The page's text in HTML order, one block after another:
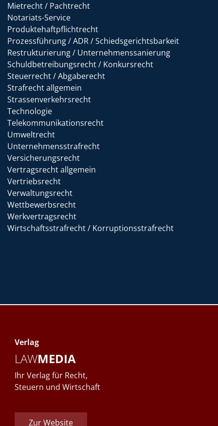
Mietrecht / Pachtrecht
Notariats-Service
Produktehaftpflichtrecht
Prozessführung / ADR / Schiedsgerichtsbarkeit
Restrukturierung / Unternehmenssanierung
Schuldbetreibungsrecht / Konkursrecht
Steuerrecht / Abgaberecht
Strafrecht allgemein
Strassenverkehrsrecht
Technologie
Telekommunikationsrecht
Umweltrecht
Unternehmensstrafrecht
Versicherungsrecht
Vertragsrecht allgemein
Vertriebsrecht
Verwaltungsrecht
Wettbewerbsrecht
Werkvertragsrecht
Wirtschaftsstrafrecht / Korruptionsstrafrecht
Verlag
LAWMEDIA
Ihr Verlag für Recht,
Steuern und Wirtschaft
Zur Website